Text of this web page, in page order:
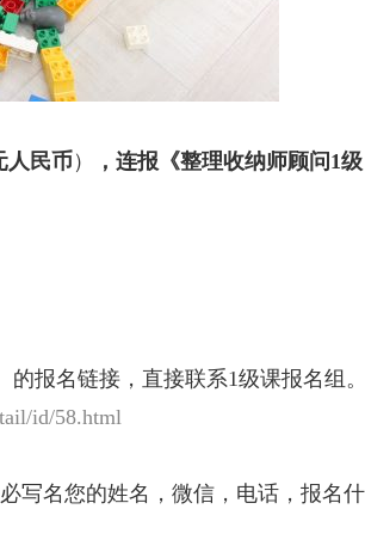
人民币 ） ，连报《整理收纳师顾问 1级
的报名链接，直接联系1级课报名组
id/58.html
写名您的姓名，微信，电话，报名什